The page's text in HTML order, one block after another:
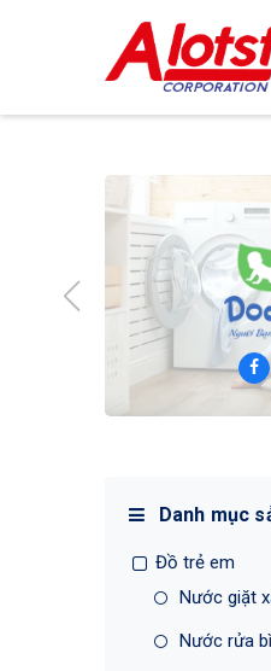
Danh mục
Đồ trẻ em
Nước giặt
Nước rửa